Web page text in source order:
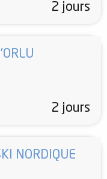
2 jours
2 jours
NORDIQUE